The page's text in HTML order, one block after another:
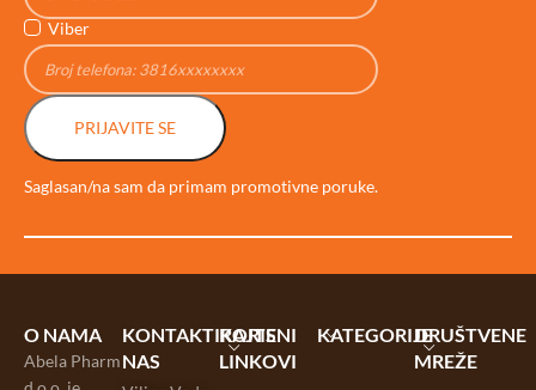
Viber
PRIJAVITE SE
Saglasan/na sam da primam promotivne poruke.
O NAMA
Abela Pharm
KONTAKTIRAJTE
NAS
KORISNI
LINKOVI
KATEGORIJEDRUŠTVENE
MREŽE